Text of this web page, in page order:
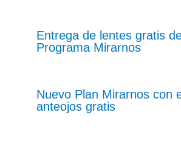
Entrega de lentes gratis
Programa Mirarnos
Nuevo Plan Mirarnos con
anteojos gratis